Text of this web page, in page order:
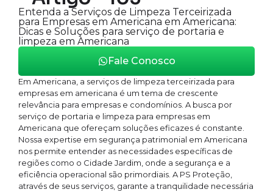
Entenda a Serviços de Limpeza Terceirizada
para Empresas em Americana em Americana:
Dicas e Soluções para serviço de portaria e
limpeza em Americana
Fale Conosco
Em Americana, a serviços de limpeza terceirizada para
empresas em americana é um tema de crescente
relevância para empresas e condomínios. A busca por
serviço de portaria e limpeza para empresas em
Americana que ofereçam soluções eficazes é constante.
Nossa expertise em segurança patrimonial em Americana
nos permite entender as necessidades específicas de
regiões como o Cidade Jardim, onde a segurança e a
eficiência operacional são primordiais. A PS Proteção,
através de seus serviços, garante a tranquilidade necessária